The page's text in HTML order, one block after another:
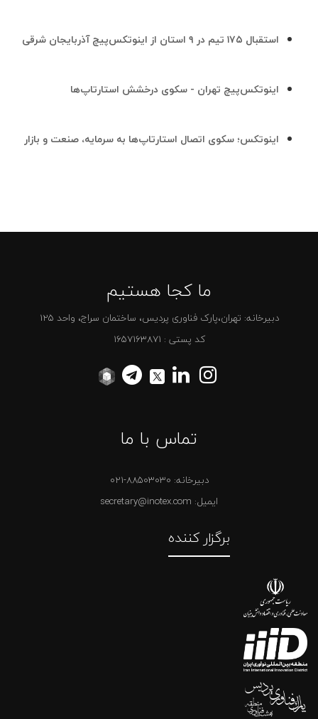
استقبال ۱۷۵ تیم در ۹ استان از اینوتکس‌پیچ آذربایجان شرقی
اینوتکس‌پیچ تهران - سکوی درخشش استارتاپ‌ها
اینوتکس؛ سکوی اتصال استارتاپ‌ها به سرمایه، صنعت و بازار
ما کجا هستیم
دبیرخانه: تهران،پارک فناوری پردیس، ساختمان سراج، واحد 125
کد پستی : 1657163871
تماس با ما
دبیرخانه: 021-88503030
ایمیل: secretary@inotex.com
برگزار کننده